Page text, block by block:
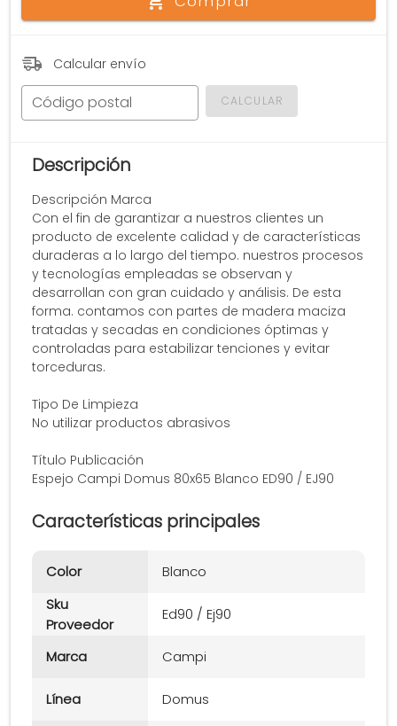
Calcular envío
Código postal CALCULAR
Descripción
Descripción Marca
Con el fin de garantizar a nuestros clientes un
producto de excelente calidad y de características
duraderas a lo largo del tiempo. nuestros procesos
y tecnologías empleadas se observan y
desarrollan con gran cuidado y análisis. De esta
forma. contamos con partes de madera maciza
tratadas y secadas en condiciones óptimas y
controladas para estabilizar tenciones y evitar
torceduras.
Tipo De Limpieza
No utilizar productos abrasivos
Título Publicación
Espejo Campi Domus 80x65 Blanco ED90 / EJ90
Características principales
Color
Blanco
Sku
Proveedor
Ed90 / Ej90
Marca Campi
Línea Domus